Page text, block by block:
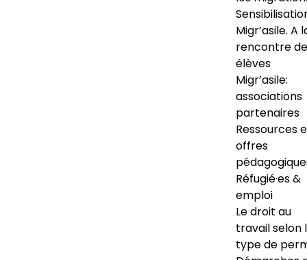
Migr’asile. A
rencontre
élèves
Migr’asile:
associations
partenaires
Ressources
offres
Réfugié·es &
emploi
Le droit au
travail selon
type de